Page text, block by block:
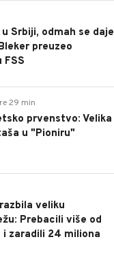
Srbiji, odmah se daje
preuzeo
FSS
29 min
prvenstvo: Velika
u "Pioniru"
veliku
Prebacili više od
zaradili 24 miliona